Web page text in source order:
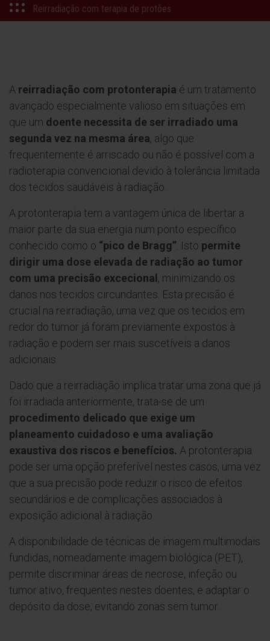
Reirradiação com terapia de protões
A reirradiação com protonterapia é um tratamento
avançado especialmente valioso em situações em
que um doente necessita de ser irradiado uma
segunda vez na mesma área, algo que
frequentemente é arriscado ou não é possível com a
radioterapia convencional devido à tolerância limitada
dos tecidos saudáveis à radiação.
A protonterapia tem a vantagem única de libertar a
maior parte da sua energia num ponto específico
conhecido como o “pico de Bragg” . Isto permite
dirigir uma dose elevada de radiação ao tumor
com uma precisão excecional , minimizando os
danos nos tecidos circundantes. Esta precisão é
crucial na reirradiação, uma vez que os tecidos em
redor do tumor já foram previamente expostos à
radiação e podem ser mais suscetíveis a danos
adicionais.
Dado que a reirradiação implica tratar uma zona que já
foi irradiada anteriormente, trata-se de um
procedimento delicado que exige um
planeamento cuidadoso e uma avaliação
exaustiva dos riscos e benefícios. A protonterapia
pode ser uma opção preferível nestes casos, uma vez
que a sua precisão pode reduzir o risco de efeitos
secundários e de complicações associados à
exposição adicional à radiação.
A disponibilidade de técnicas de imagem multimodais
fundidas, nomeadamente imagem biológica (PET),
permite discriminar áreas de necrose, infeção ou
tumor ativo, frequentes nestes doentes, e adaptar o
depósito da dose, evitando zonas sem tumor.